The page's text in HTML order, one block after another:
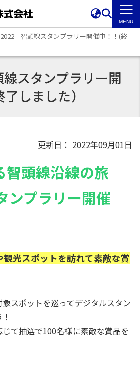
2022 智頭線スタンプラリー開催中！！(終
スタンプラリー開
しました）
更新日： 2022年09月01日
智頭線沿線の旅
ンプラリー開催
光スポットを訪れて素敵な賞
スポットを巡ってデジタルスタン
て抽選で100名様に素敵な賞品を